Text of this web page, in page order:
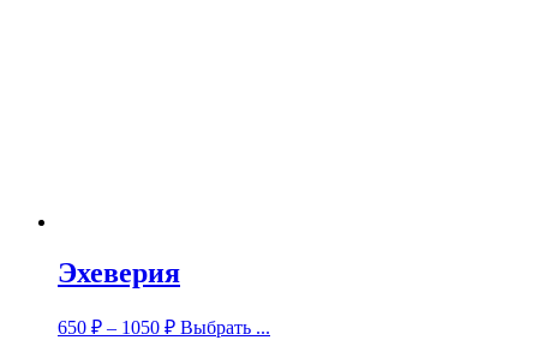
Эхеверия
650 ₽ – 1050 ₽ Выбрать ...